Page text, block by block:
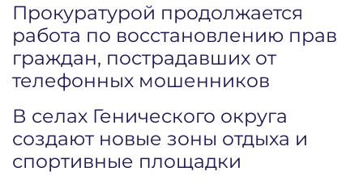
Прокуратурой продолжается
работа по восстановлению прав
граждан, пострадавших от
телефонных мошенников
В селах Генического округа
создают новые зоны отдыха и
спортивные площадки